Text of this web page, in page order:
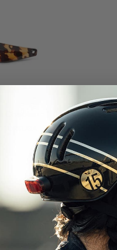
Chapter